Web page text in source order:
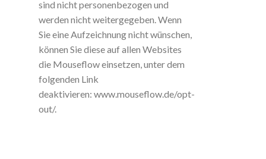
sind nicht personenbezogen und
werden nicht weitergegeben. Wenn
Sie eine Aufzeichnung nicht wünschen,
können Sie diese auf allen Websites
die Mouseflow einsetzen, unter dem
folgenden Link
deaktivieren: www.mouseflow.de/opt-
out/.